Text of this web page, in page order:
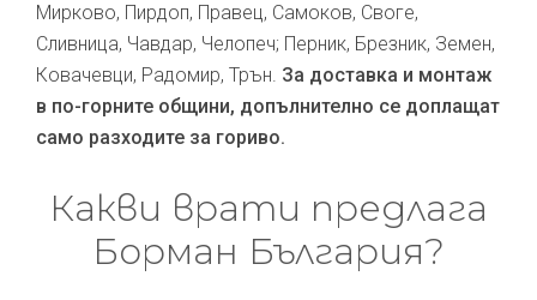
Мирково, Пирдоп, Правец, Самоков, Своге,
Сливница, Чавдар, Челопеч; Перник, Брезник, Земен,
Ковачевци, Радомир, Трън. За доставка и монтаж
в по-горните общини, допълнително се доплащат
само разходите за гориво.
Какви врати предлага
Борман България?